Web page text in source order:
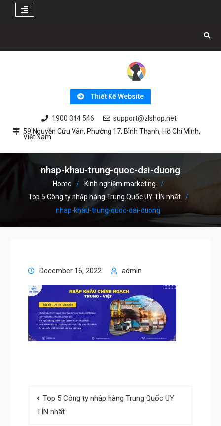
content
Thiết Kế Website
1900 344 546
support@zlshop.net
59 Nguyễn Cửu Vân, Phường 17, Bình Thạnh, Hồ Chí Minh,
Việt Nam
nhap-khau-trung-quoc-dai-duong
Home
Kinh nghiệm marketing
Top 5 Công ty nhập hàng Trung Quốc UY TÍN nhất
nhap-khau-trung-quoc-dai-duong
December 16, 2022 admin
Post
navigation
Top 5 Công ty nhập hàng Trung Quốc UY
TÍN nhất